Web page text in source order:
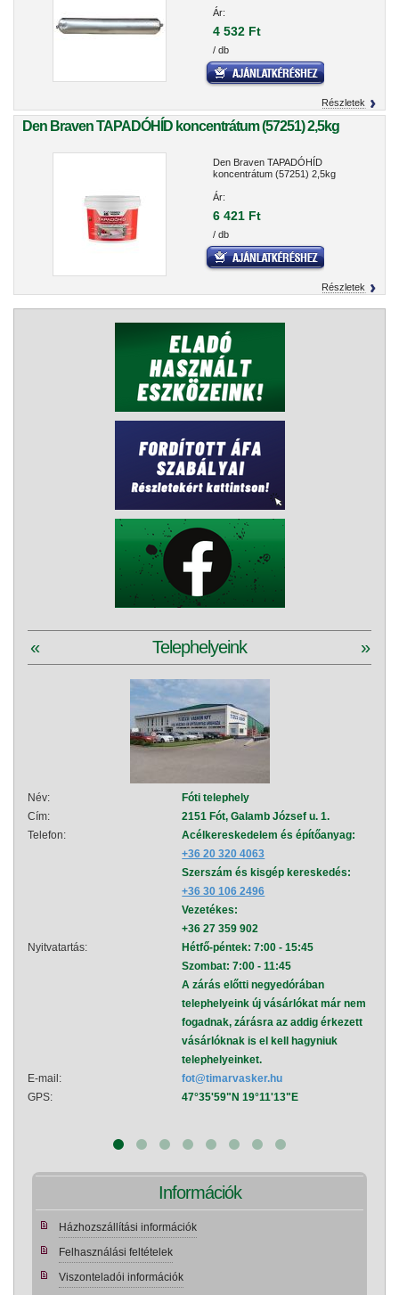
Ár:
4 532 Ft
/ db
Részletek
Den Braven TAPADÓHÍD koncentrátum (57251) 2,5kg
Den Braven TAPADÓHÍD
koncentrátum (57251) 2,5kg
Ár:
6 421 Ft
/ db
Részletek
Telephelyeink
« »
Név:
Fóti telephely
Cím:
2151 Fót, Galamb József u. 1.
Telefon:
Acélkereskedelem és építőanyag:
+36 20 320 4063
Szerszám és kisgép kereskedés:
+36 30 106 2496
Vezetékes:
+36 27 359 902
Nyitvatartás:
Hétfő-péntek: 7:00 - 15:45
Szombat: 7:00 - 11:45
A zárás előtti negyedórában
telephelyeink új vásárlókat már nem
fogadnak, zárásra az addig érkezett
vásárlóknak is el kell hagyniuk
telephelyeinket.
E-mail:
fot@timarvasker.hu
GPS:
47°35'59"N 19°11'13"E
Információk
Házhozszállítási információk
Felhasználási feltételek
Viszonteladói információk